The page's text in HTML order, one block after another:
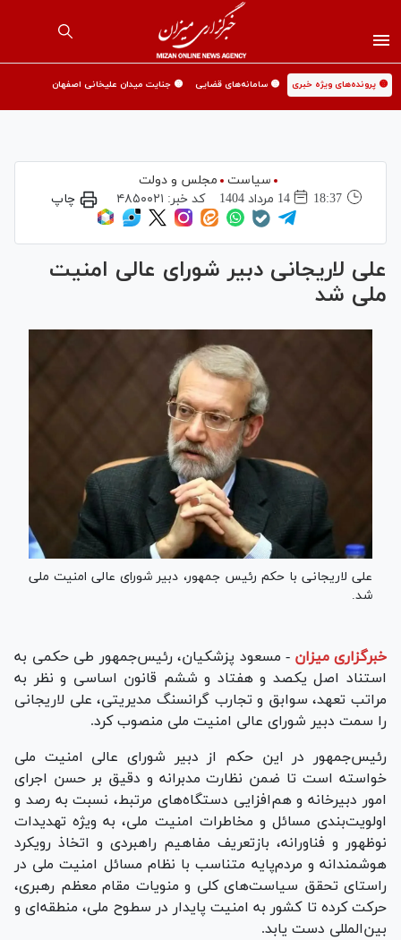
🟡 پرونده‌های ویژه خبری 🟡 سامانه‌های قضایی 🟡 جنایت میدان علیخانی اصفهان
سیاست
مجلس و دولت
18:37
14 مرداد 1404 کد خبر: ۴۸۵۰۰۲۱ چاپ
علی لاریجانی دبیر شورای عالی امنیت
ملی شد
علی لاریجانی با حکم رئیس جمهور، دبیر شورای عالی امنیت ملی
شد.
خبرگزاری میزان - مسعود پزشکیان، رئیس‌جمهور طی حکمی به
استناد اصل یکصد و هفتاد و ششم قانون اساسی و نظر به
مراتب تعهد، سوابق و تجارب گرانسنگ مدیریتی، علی لاریجانی
را سمت دبیر شورای عالی امنیت ملی منصوب کرد.
رئیس‌جمهور در این حکم از دبیر شورای عالی امنیت ملی
خواسته است تا ضمن نظارت مدبرانه و دقیق بر حسن اجرای
امور دبیرخانه و هم‌افزایی دستگاه‌های مرتبط، نسبت به رصد و
اولویت‌بندی مسائل و مخاطرات امنیت ملی، به ویژه تهدیدات
نوظهور و فناورانه، بازتعریف مفاهیم راهبردی و اتخاذ رویکرد
هوشمندانه و مردم‌پایه متناسب با نظام مسائل امنیت ملی در
راستای تحقق سیاست‌های کلی و منویات مقام معظم رهبری،
حرکت کرده تا کشور به امنیت پایدار در سطوح ملی، منطقه‌ای و
بین‌المللی دست یابد.